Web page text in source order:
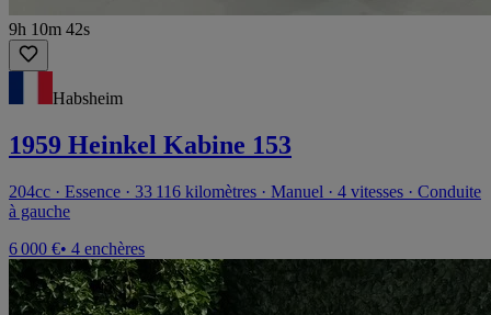
9h 10m 42s
Habsheim
1959 Heinkel Kabine 153
204cc · Essence · 33 116 kilomètres · Manuel · 4 vitesses · Conduite
à gauche
6 000 €• 4 enchères